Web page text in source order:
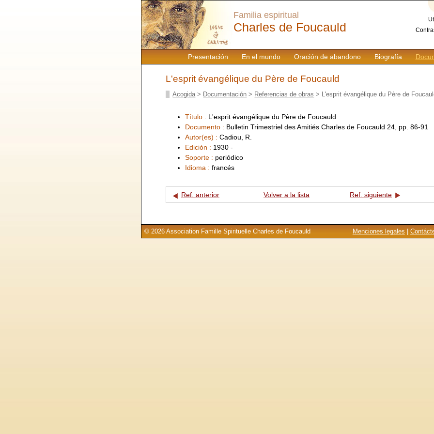
Presentación En el mundo Oración de abandono Biografía
Familia espiritual
Charles de Foucauld
L'esprit évangélique du Père de Foucauld
Acogida > Documentación > Referencias de obras > L'esprit évangélique du Père de
Título : L'esprit évangélique du Père de Foucauld
Documento : Bulletin Trimestriel des Amitiés Charles de Foucauld 24, pp. 86-91
Autor(es) : Cadiou, R.
Edición : 1930 -
Soporte : periódico
Idioma : francés
Ref. anterior Volver a la lista Ref. siguiente
Menciones legales
© 2026 Association Famille Spirituelle Charles de Foucauld